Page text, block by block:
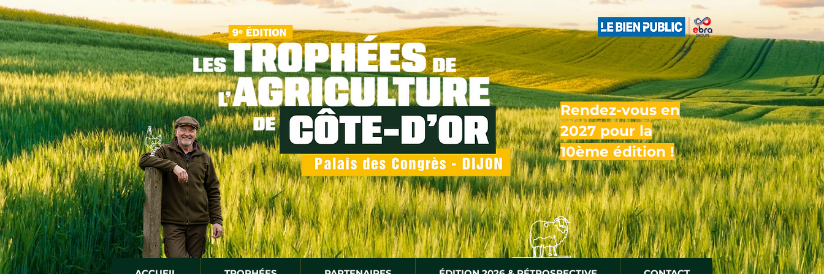
Rendez-vous en
2027 pour la
10ème édition !